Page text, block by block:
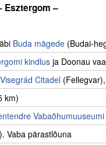
Esztergom –
Buda mägede (Budai-
kindlus ja Doonau
Visegrád Citadel
km)
Vabaõhumuuseumi
Vaba pärastlõuna